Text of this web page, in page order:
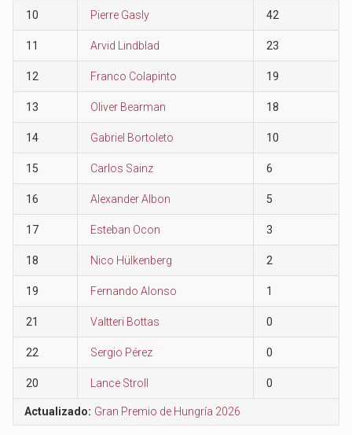
10 Pierre Gasly 42
11 Arvid Lindblad 23
12 Franco Colapinto 19
13 Oliver Bearman 18
14 Gabriel Bortoleto 10
15 Carlos Sainz 6
16 Alexander Albon 5
17 Esteban Ocon 3
18 Nico Hülkenberg 2
19 Fernando Alonso 1
21 Valtteri Bottas 0
22 Sergio Pérez 0
20 Lance Stroll 0
Actualizado: Gran Premio de Hungría 2026